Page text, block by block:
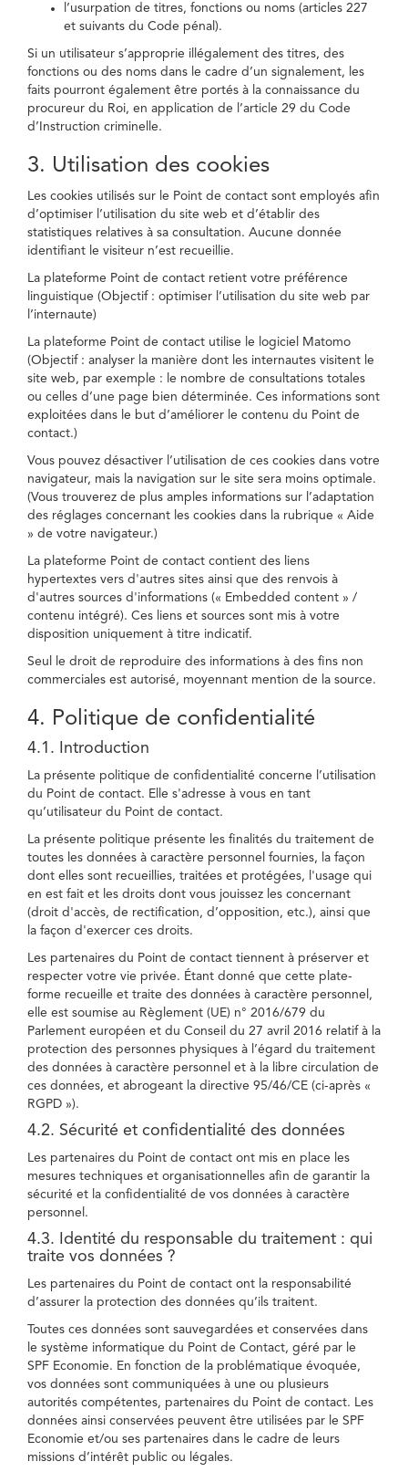
l’usurpation de titres, fonctions ou noms (articles 227
et suivants du Code pénal).
Si un utilisateur s’approprie illégalement des titres, des
fonctions ou des noms dans le cadre d’un signalement, les
faits pourront également être portés à la connaissance du
procureur du Roi, en application de l’article 29 du Code
d’Instruction criminelle.
3. Utilisation des cookies
Les cookies utilisés sur le Point de contact sont employés afin
d’optimiser l’utilisation du site web et d’établir des
statistiques relatives à sa consultation. Aucune donnée
identifiant le visiteur n’est recueillie.
La plateforme Point de contact retient votre préférence
linguistique (Objectif : optimiser l’utilisation du site web par
l’internaute)
La plateforme Point de contact utilise le logiciel Matomo
(Objectif : analyser la manière dont les internautes visitent le
site web, par exemple : le nombre de consultations totales
ou celles d’une page bien déterminée. Ces informations sont
exploitées dans le but d’améliorer le contenu du Point de
contact.)
Vous pouvez désactiver l’utilisation de ces cookies dans votre
navigateur, mais la navigation sur le site sera moins optimale.
(Vous trouverez de plus amples informations sur l’adaptation
des réglages concernant les cookies dans la rubrique « Aide
» de votre navigateur.)
La plateforme Point de contact contient des liens
hypertextes vers d'autres sites ainsi que des renvois à
d'autres sources d'informations (« Embedded content » /
contenu intégré). Ces liens et sources sont mis à votre
disposition uniquement à titre indicatif.
Seul le droit de reproduire des informations à des fins non
commerciales est autorisé, moyennant mention de la source.
4. Politique de confidentialité
4.1. Introduction
La présente politique de confidentialité concerne l’utilisation
du Point de contact. Elle s'adresse à vous en tant
qu’utilisateur du Point de contact.
La présente politique présente les finalités du traitement de
toutes les données à caractère personnel fournies, la façon
dont elles sont recueillies, traitées et protégées, l'usage qui
en est fait et les droits dont vous jouissez les concernant
(droit d'accès, de rectification, d’opposition, etc.), ainsi que
la façon d'exercer ces droits.
Les partenaires du Point de contact tiennent à préserver et
respecter votre vie privée. Étant donné que cette plate-
forme recueille et traite des données à caractère personnel,
elle est soumise au Règlement (UE) n° 2016/679 du
Parlement européen et du Conseil du 27 avril 2016 relatif à la
protection des personnes physiques à l’égard du traitement
des données à caractère personnel et à la libre circulation de
ces données, et abrogeant la directive 95/46/CE (ci-après «
RGPD »).
4.2. Sécurité et confidentialité des données
Les partenaires du Point de contact ont mis en place les
mesures techniques et organisationnelles afin de garantir la
sécurité et la confidentialité de vos données à caractère
personnel.
4.3. Identité du responsable du traitement : qui
traite vos données ?
Les partenaires du Point de contact ont la responsabilité
d’assurer la protection des données qu’ils traitent.
Toutes ces données sont sauvegardées et conservées dans
le système informatique du Point de Contact, géré par le
SPF Economie. En fonction de la problématique évoquée,
vos données sont communiquées à une ou plusieurs
autorités compétentes, partenaires du Point de contact. Les
données ainsi conservées peuvent être utilisées par le SPF
Economie et/ou ses partenaires dans le cadre de leurs
missions d’intérêt public ou légales.